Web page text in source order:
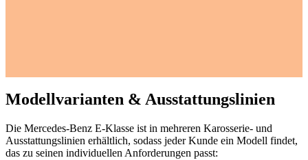
Modellvarianten & Ausstattungslinien
Die Mercedes-Benz E-Klasse ist in mehreren Karosserie- und
Ausstattungslinien erhältlich, sodass jeder Kunde ein Modell findet,
das zu seinen individuellen Anforderungen passt: